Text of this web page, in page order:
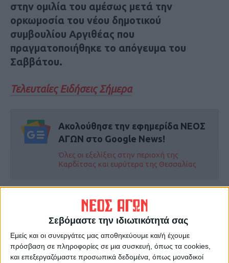
Σεβόμαστε την ιδιωτικότητά σας
Εμείς και οι συνεργάτες μας αποθηκεύουμε και/ή έχουμε
πρόσβαση σε πληροφορίες σε μια συσκευή, όπως τα cookies,
και επεξεργαζόμαστε προσωπικά δεδομένα, όπως μοναδικοί
στην ομιλία του αμέσως μετά την
ορκωμοσία του νέου δημοτικού
συμβουλίου Αργιθέας που
πραγματοποιήθηκε το απόγευμα του
Σαββάτου.
Τελευταίες Ειδήσεις Σήμερα
Ακολούθησε την εφημερίδα ΝΕΟΣ
ΑΓΩΝ στο Google News!
Όλες οι εξελίξεις στην περιοχή της
Καρδίτσας και ευρύτερα της Θεσσαλίας
Ορκίστηκε η νέα δημοτική
αρχή στη Λίμνη Πλαστήρα
Ορκίστηκε η νέα δημοτική
αρχή στους Σοφάδες